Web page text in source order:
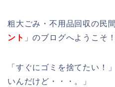
粗大ごみ・不用品回収の民
ント 」のブログへようこそ！
「すぐにゴミを捨てたい！
いんだけど・・・。」